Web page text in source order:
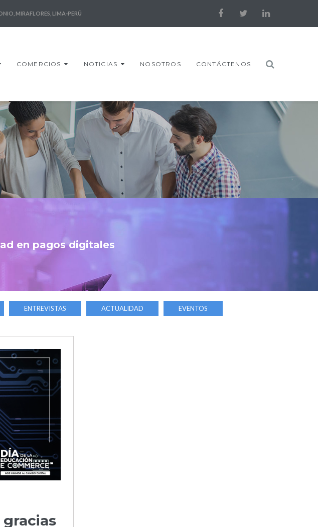
MIRAFLORES, LIMA-PERÚ
FacebookTwitterLinkedIn
COMERCIOS NOTICIAS NOSOTROS CONTÁCTENOS
en pagos digitales
ENTREVISTAS ACTUALIDAD EVENTOS